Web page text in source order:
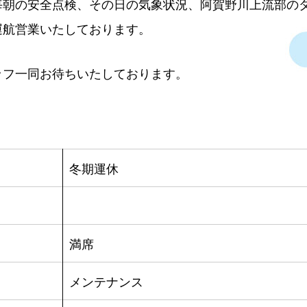
営業いたしております。
一同お待ちいたしております。
冬期運休
満席
メンテナンス